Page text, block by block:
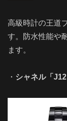
高級時計の王道
す。防水性能や
ます。
・ シャネル「J12